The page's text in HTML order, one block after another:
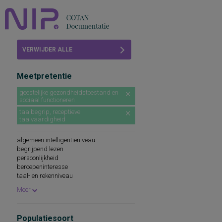
Abonneren
FAQ
VERWIJDER ALLE
Meetpretentie
geestelijke gezondheidstoestand en
sociaal functioneren
taalbegrip, receptieve
taalvaardigheid
algemeen intelligentieniveau
begrijpend lezen
persoonlijkheid
beroepeninteresse
taal- en rekenniveau
spellingsvaardigheid
persoonlijkheidseigenschappen
Meer
Populatiesoort